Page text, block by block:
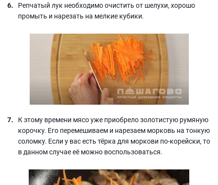
Репчатый лук необходимо очистить от шелухи, хорошо
промыть и нарезать на мелкие кубики.
К этому времени мясо уже приобрело золотистую румяную
корочку. Его перемешиваем и нарезаем морковь на тонкую
соломку. Если у вас есть тёрка для моркови по-корейски, то
в данном случае её можно воспользоваться.